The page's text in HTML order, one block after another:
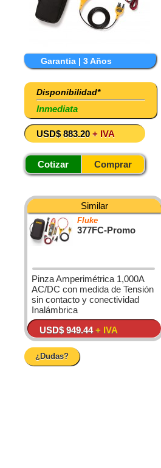
Garantia | 3 Años
Disponibilidad*
Inmediata
USD$ 883.20 + IVA
Cotizar Comprar
Similar
Fluke
377FC-Promo
Pinza Amperimétrica 1,000A
AC/DC con medida de Tensión
sin contacto y conectividad
Inalámbrica
USD$ 949.44+ IVA
¿Dudas?